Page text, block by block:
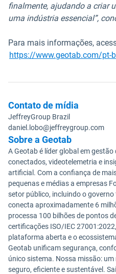
finalmente, ajudando a criar
uma indústria essencial”,
Para mais informações,
https://www.geotab.com/pt-
Contato de mídia
JeffreyGroup Brazil
daniel.lobo@jeffreygroup.com
Sobre a Geotab
A Geotab é líder global em
conectados, videotelemetria e
artificial. Com a confiança de
pequenas e médias a empresas
setor público, incluindo o governo
conecta aproximadamente 6
processa 100 bilhões de pontos
certificações ISO/IEC
plataforma aberta e o
Geotab unificam segurança,
único sistema. Nossa missão:
seguro, eficiente e sustentável.